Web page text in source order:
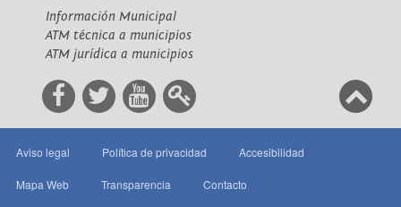
Información Municipal
ATM técnica a municipios
ATM jurídica a municipios
Aviso legal Política de privacidad Accesibilidad
Mapa Web Transparencia Contacto